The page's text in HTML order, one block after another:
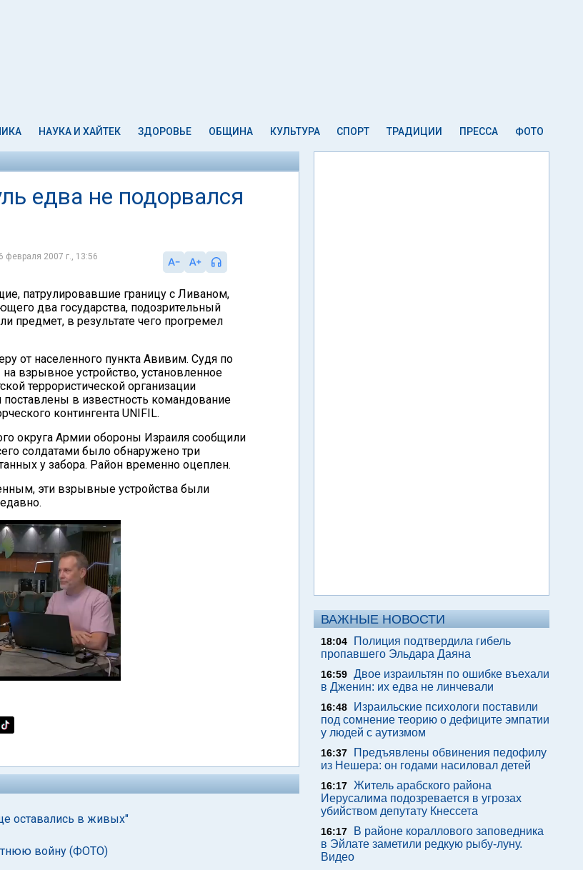
НАУКА И ХАЙТЕК ЗДОРОВЬЕ ОБЩИНА КУЛЬТУРА СПОРТ ТРАДИЦИИ ПРЕССА ФОТО
едва не подорвался
февраля 2007 г., 13:56
патрулировавшие границу с Ливаном,
два государства, подозрительный
предмет, в результате чего прогремел
от населенного пункта Авивим. Судя по
взрывное устройство, установленное
террористической организации
в известность командование
контингента UNIFIL.
округа Армии обороны Израиля сообщили
солдатами было обнаружено три
у забора. Район временно оцеплен.
эти взрывные устройства были
оставались в живых"
войну (ФОТО)
ВАЖНЫЕ НОВОСТИ
18:04
Полиция подтвердила гибель
пропавшего Эльдара Даяна
16:59 Двое израильтян по ошибке въехали
в Дженин: их едва не линчевали
16:48
Израильские психологи поставили
под сомнение теорию о дефиците эмпатии
у людей с аутизмом
16:37
Предъявлены обвинения педофилу
из Нешера: он годами насиловал детей
16:17 Житель арабского района
Иерусалима подозревается в угрозах
убийством депутату Кнессета
16:17
В районе кораллового заповедника
в Эйлате заметили редкую рыбу-луну.
Видео